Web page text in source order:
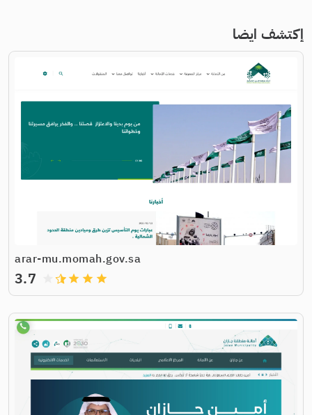
إكتشف ايضا
arar-mu.momah.gov.sa
grade
grade
grade
3.7